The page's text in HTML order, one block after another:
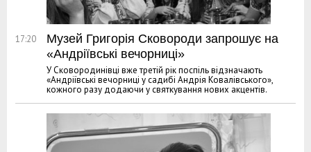
17:20
Музей Григорія Сковороди запрошує на
«Андріївські вечорниці»
У Сковородинівці вже третій рік поспіль відзначають
«Андріївські вечорниці у садибі Андрія Ковалівського»,
кожного разу додаючи у святкування нових акцентів.